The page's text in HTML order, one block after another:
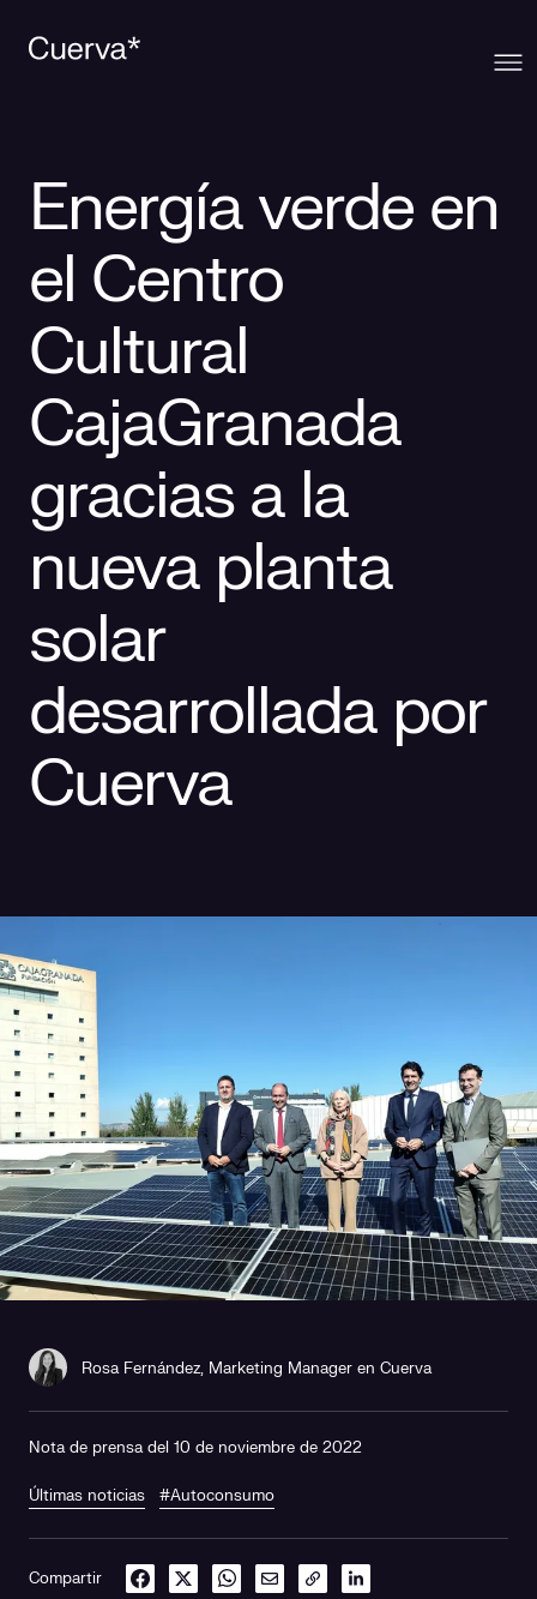
La mirada Cuerva
Trabaja en Cuerva
Prensa
Responsabilidad social
Qué ofrecemos
Distribución
Smart Services
Smart Solutions
Comercialización
Innovación
Comunidad
Blog
Recursos
Casos de éxito
Media
Contacto
Energía verde en
el Centro
Cultural
CajaGranada
gracias a la
nueva planta
solar
desarrollada por
Cuerva
Rosa Fernández, Marketing Manager en Cuerva
Nota de prensa del 10 de noviembre de 2022
Últimas noticias #Autoconsumo
Compartir